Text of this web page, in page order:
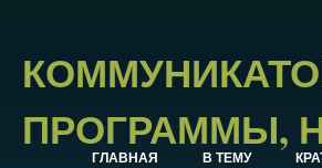
ПРОГРАММЫ,
ГЛАВНАЯ В ТЕМУ